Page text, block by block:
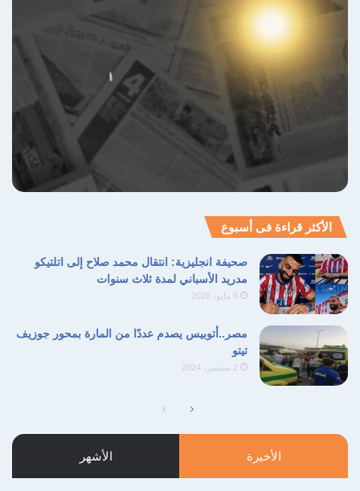
الأكثر قراءة فى أسبوع
صحيفة انجليزية: انتقال محمد صلاح إلى اتلتيكو
مدريد الأسباني لمدة ثلاث سنوات
6 مايو، 2026
مصر..أتوبيس يصدم عددًا من المارة بمحور جوزيف
تيتو
2 سبتمبر، 2024
الصفحة
السابقة
الصفحة
التالية
الأخيرة الأشهر